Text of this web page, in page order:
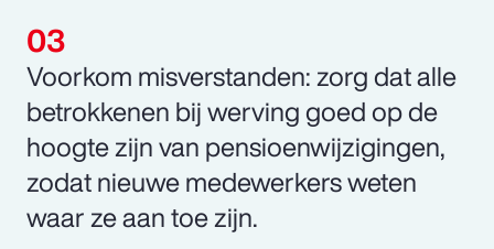
Voorkom misverstanden: zorg dat alle
betrokkenen bij werving goed op de
hoogte zijn van pensioenwijzigingen,
zodat nieuwe medewerkers weten
waar ze aan toe zijn.